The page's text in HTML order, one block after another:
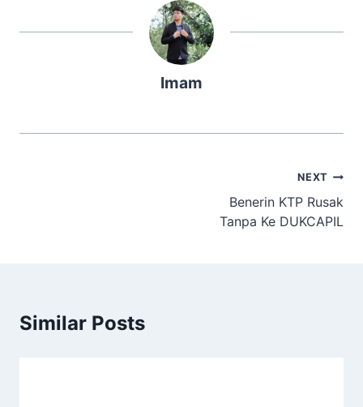
Imam
NEXT
Benerin KTP Rusak
Tanpa Ke DUKCAPIL
Similar Posts